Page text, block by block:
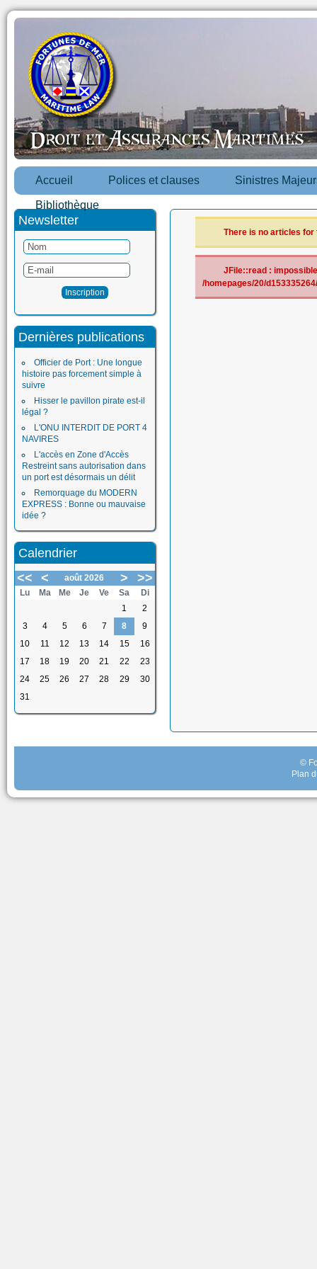
Accueil Polices et clauses Sinistres
Bibliothèque
Newsletter
Dernières publications
Officier de Port : Une longue
histoire pas forcement simple à
suivre
Hisser le pavillon pirate est-il
légal ?
L'ONU INTERDIT DE PORT 4
NAVIRES
L'accès en Zone d'Accès
Restreint sans autorisation dans
un port est désormais un délit
Remorquage du MODERN
EXPRESS : Bonne ou mauvaise
idée ?
Calendrier
<<
< août 2026 > >>
Lu Ma Me Je Ve Sa
Di
1
2
3
4 5 6 7 8
9
10
11 12 13 14 15
16
17
18 19 20 21 22
23
24
25 26 27 28 29
30
31
There is no articles for
JFile::read :
/homepages/20/
©
Plan